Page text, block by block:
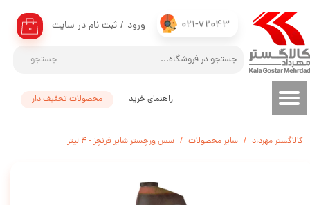
021-72043
جستجو
۰ ورود / ثبت نام در سایت
حساب کاربری من
تغییر گذر واژه
سفارشات
محصولات تحفیف دار راهنمای خرید
کالاگستر مهرداد سایر محصولات سس ورچستر شایر فرنچز - 4 لیتر